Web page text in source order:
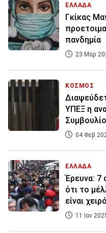
ΕΛΛΑΔΑ
Γκίκας
πανδημία
23 Μαρ
ΚΟΣΜΟΣ
ΥΠΕΞ η
04 Φεβ
ΕΛΛΑΔΑ
Έρευνα: 7
ότι το
είναι
11 Ιαν